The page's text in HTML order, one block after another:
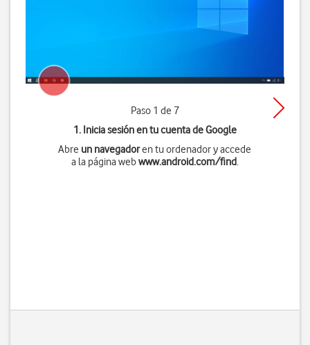
Paso 1 de 7
1. Inicia sesión en tu cuenta de Google
Abre un navegadoren tu ordenador y accede
a la página webwww.android.com/find.